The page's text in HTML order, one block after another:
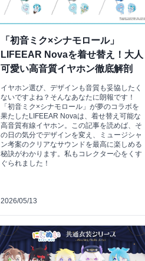
「初音ミク×シナモロール」
LIFEEAR Novaを着せ替え！大人
可愛い高音質イヤホン徹底解剖
イヤホン選び、デザインも音質も妥協したく
ないですよね？そんなあなたに朗報です！
「初音ミク×シナモロール」が夢のコラボを
果たしたLIFEEAR Novaは、着せ替え可能な
高音質有線イヤホン。この記事を読めば、そ
の日の気分でデザインを変え、ミュージシャ
ン考案のクリアなサウンドを最高に楽しめる
秘訣がわかります。私もコレクター心をくす
ぐられました！
2026/05/13